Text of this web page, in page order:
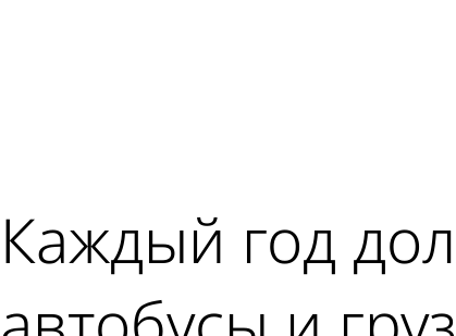
Каждый год